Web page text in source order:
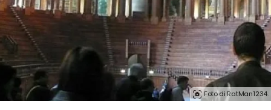
Foto di RatMan1234.